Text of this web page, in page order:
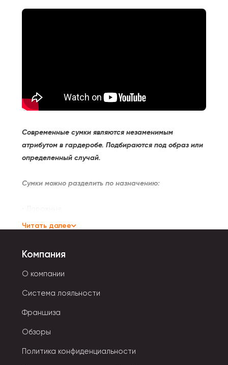
Современные сумки являются незаменимым
атрибутом в гардеробе. Подбираются под образ или
определенный случай.
Сумки можно разделить по назначению:
• Хозяйственные.
• Пляжные.
• Повседневные.
Все они различаются по форме, жесткости, способу
закрывания.
Типы застежек:
Читать далее
Компания
О компании
Система лояльности
Франшиза
Обзоры
Политика конфиденциальности